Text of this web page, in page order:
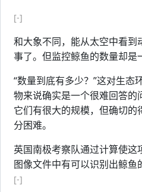
[-]
和大象不同，能从太空中看到
事了。但监控鲸鱼的数量却是
“数量到底有多少？”这对生态
物来说确实是一个很难回答的
它们有很大的规模，但确切
分困难。
英国南极考察队通过计算使
图像文件中有可以识别出鲸鱼
[-]